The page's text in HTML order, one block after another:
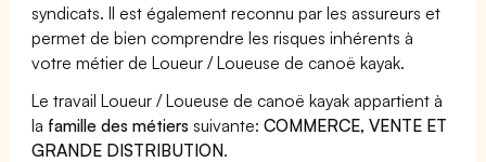
syndicats. Il est également reconnu par les assureurs et
permet de bien comprendre les risques inhérents à
votre métier de Loueur / Loueuse de canoë kayak.
Le travail Loueur / Loueuse de canoë kayak appartient à
la famille des métiers suivante:COMMERCE, VENTE ET
GRANDE DISTRIBUTION.